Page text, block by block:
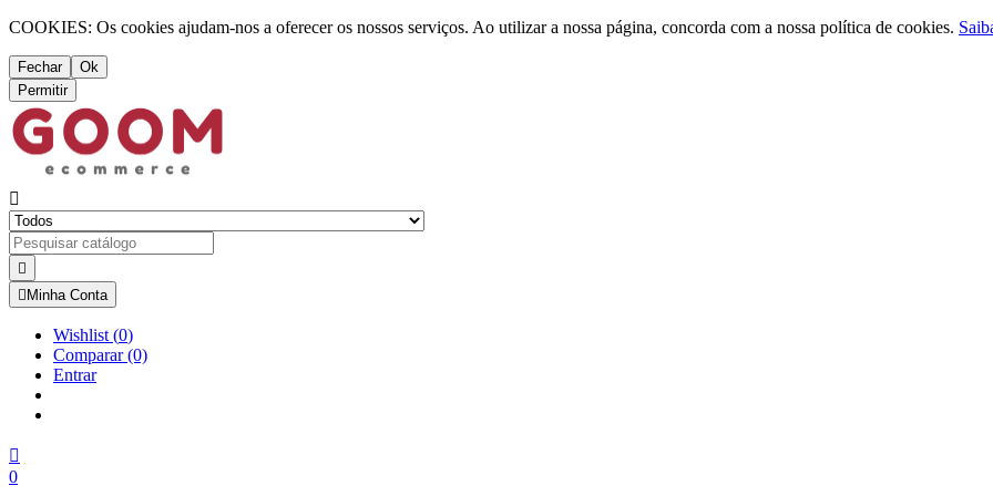
COOKIES: Os cookies ajudam-nos a oferecer os nossos serviços. Ao utilizar a nossa página, concorda com a nossa política de cookies.
Fechar
Ok
Permitir


 Minha Conta
Wishlist (0)
Comparar(0)
Entrar

0